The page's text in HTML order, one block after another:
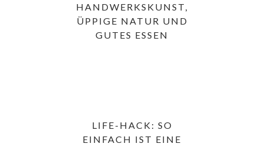
HANDWERKSKUNST,
ÜPPIGE NATUR UND
GUTES ESSEN
LIFE-HACK: SO
EINFACH IST EINE